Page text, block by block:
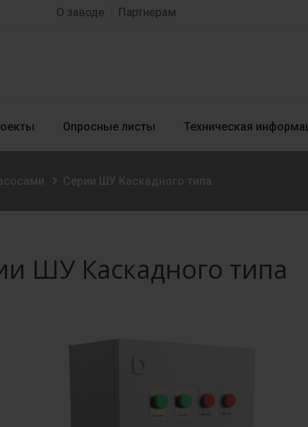
О заводе Партнерам
Опросные листы Техническая
Серии ШУ Каскадного типа
ШУ Каскадного типа